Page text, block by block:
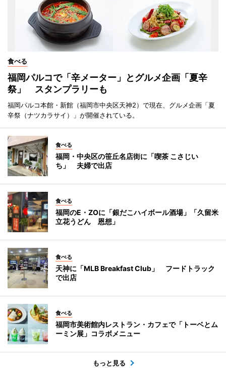
食べる
福岡パルコで「辛メーター」とグルメ企画「夏辛
祭」 スタンプラリーも
福岡パルコ本館・新館（福岡市中央区天神2）で現在、グルメ企画「夏
辛祭（ナツカラサイ）」が開催されている。
食べる
福岡・中央区の笹丘名店街に「喫茶 こさじい
ち」 夫婦で出店
食べる
福岡のE・ZOに「銀だこハイボール酒場」「久留米
立花うどん 恩想」
食べる
天神に「MLB Breakfast Club」 フードトラック
で出店
食べる
福岡市美術館内レストラン・カフェで「トーベとム
ーミン展」コラボメニュー
もっと見る